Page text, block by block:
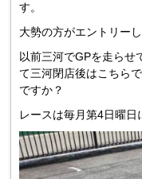
す。
大勢の方がエントリー
以前三河でGPを走らせ
て三河閉店後はこちら
ですか？
レースは毎月第4日曜日